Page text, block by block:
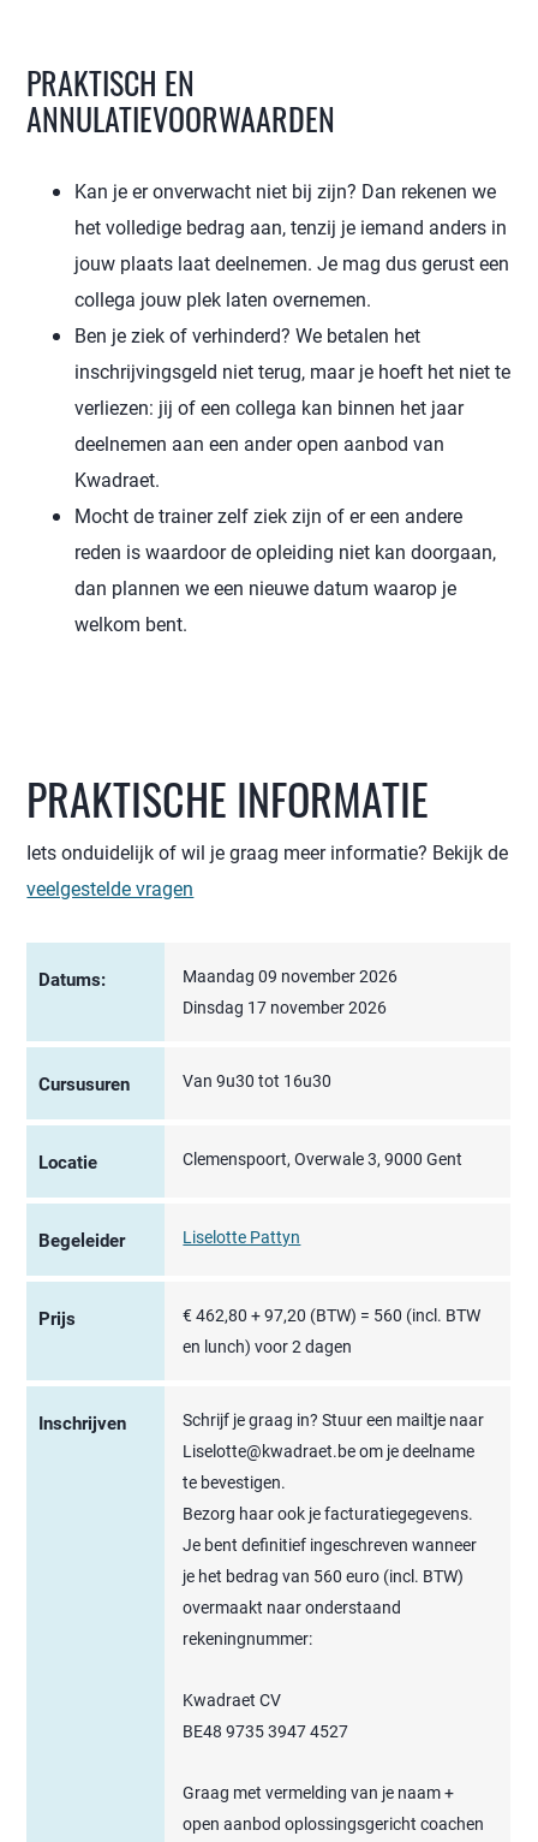
PRAKTISCH EN
ANNULATIEVOORWAARDEN
Kan je er onverwacht niet bij zijn? Dan rekenen we
het volledige bedrag aan, tenzij je iemand anders in
jouw plaats laat deelnemen. Je mag dus gerust een
collega jouw plek laten overnemen.
Ben je ziek of verhinderd? We betalen het
inschrijvingsgeld niet terug, maar je hoeft het niet te
verliezen: jij of een collega kan binnen het jaar
deelnemen aan een ander open aanbod van
Kwadraet.
Mocht de trainer zelf ziek zijn of er een andere
reden is waardoor de opleiding niet kan doorgaan,
dan plannen we een nieuwe datum waarop je
welkom bent.
PRAKTISCHE INFORMATIE
Iets onduidelijk of wil je graag meer informatie? Bekijk de
veelgestelde vragen
Datums:
Maandag 09 november 2026
Dinsdag 17 november 2026
Cursusuren Van 9u30 tot 16u30
Locatie Clemenspoort, Overwale 3, 9000 Gent
Begeleider Liselotte Pattyn
Prijs
€ 462,80 + 97,20 (BTW) = 560 (incl. BTW
en lunch) voor 2 dagen
Inschrijven
Schrijf je graag in? Stuur een mailtje naar
Liselotte@kwadraet.be om je deelname
te bevestigen.
Bezorg haar ook je facturatiegegevens.
Je bent definitief ingeschreven wanneer
je het bedrag van 560 euro (incl. BTW)
overmaakt naar onderstaand
rekeningnummer:
Kwadraet CV
BE48 9735 3947 4527
Graag met vermelding van je naam +
open aanbod oplossingsgericht coachen